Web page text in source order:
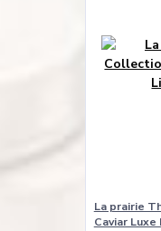
La prairie
Caviar